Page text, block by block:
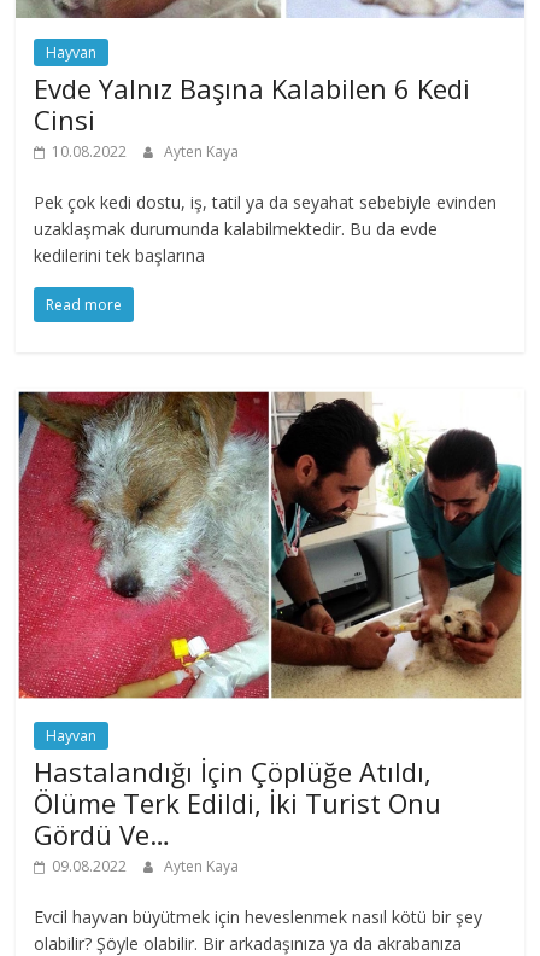
Hayvan
Evde Yalnız Başına Kalabilen 6 Kedi
Cinsi
10.08.2022 Ayten Kaya
Pek çok kedi dostu, iş, tatil ya da seyahat sebebiyle evinden
uzaklaşmak durumunda kalabilmektedir. Bu da evde
kedilerini tek başlarına
Read more
Hayvan
Hastalandığı İçin Çöplüğe Atıldı,
Ölüme Terk Edildi, İki Turist Onu
Gördü Ve…
09.08.2022 Ayten Kaya
Evcil hayvan büyütmek için heveslenmek nasıl kötü bir şey
olabilir? Şöyle olabilir. Bir arkadaşınıza ya da akrabanıza